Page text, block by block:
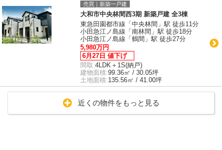
売買｜新築一戸建
大和市中央林間西3期 新築戸建 全3棟
東急田園都市線「中央林間」駅 徒歩11分
小田急江ノ島線「南林間」駅 徒歩18分
小田急江ノ島線「鶴間」駅 徒歩27分
5,980万円
6月27日 値下げ
間取:4LDK＋1S(納戸)
建物面積:99.36㎡ / 30.05坪
土地面積:135.56㎡ / 41.00坪
近くの物件をもっと見る